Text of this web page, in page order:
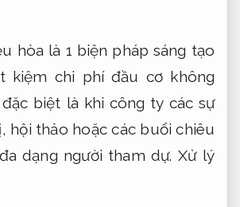
hòa là 1 biện pháp sáng tạo
kiệm chi phí đầu cơ không
biệt là khi công ty các sự
hội thảo hoặc các buổi chiêu
dạng người tham dự.Xử lý